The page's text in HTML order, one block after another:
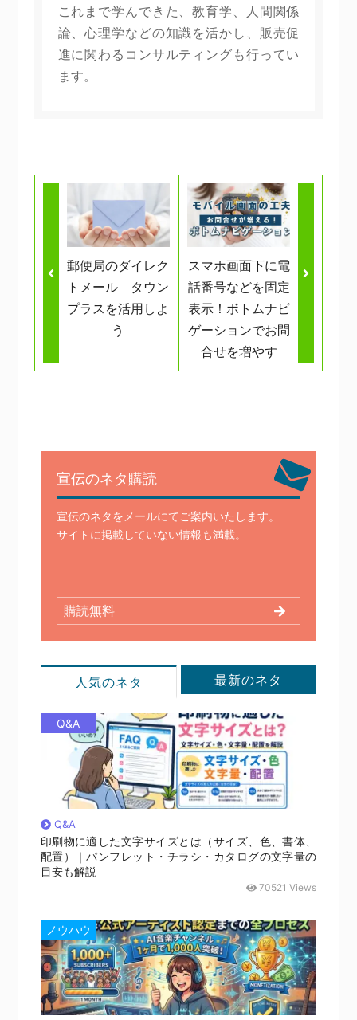
これまで学んできた、教育学、人間関係
論、心理学などの知識を活かし、販売促
進に関わるコンサルティングも行ってい
ます。
郵便局のダイレク
トメール タウン
プラスを活用しよ
う
スマホ画面下に電
話番号などを固定
表示！ボトムナビ
ゲーションでお問
合せを増やす
宣伝のネタ購読
宣伝のネタをメールにてご案内いたします。
サイトに掲載していない情報も満載。
購読無料
人気のネタ 最新のネタ
Q&A
Q&A
印刷物に適した文字サイズとは（サイズ、色、書体、
配置）｜パンフレット・チラシ・カタログの文字量の
目安も解説
70521 Views
ノウハウ